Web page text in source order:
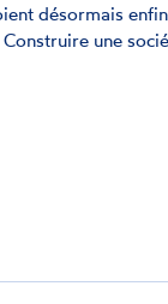
désormais
une